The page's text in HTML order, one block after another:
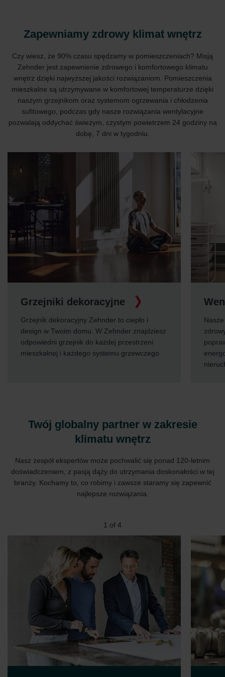
Zapewniamy zdrowy klimat wnętrz
Czy wiesz, że 90% czasu spędzamy w pomieszczeniach? Misją
Zehnder jest zapewnienie zdrowego i komfortowego klimatu
wnętrz dzięki najwyższej jakości rozwiązaniom. Pomieszczenia
mieszkalne są utrzymywane w komfortowej temperaturze dzięki
naszym grzejnikom oraz systemom ogrzewania i chłodzenia
sufitowego, podczas gdy nasze rozwiązania wentylacyjne
pozwalają oddychać świeżym, czystym powietrzem 24 godziny na
dobę, 7 dni w tygodniu.
Grzejniki dekoracyjne
Grzejnik dekoracyjny Zehnder to ciepło i
design w Twoim domu. W Zehnder znajdziesz
odpowiedni grzejnik do każdej przestrzeni
mieszkalnej i każdego systemu grzewczego.
Twój globalny partner w zakresie
klimatu wnętrz
Nasz zespół ekspertów może pochwalić się ponad 120-letnim
doświadczeniem, z pasją dąży do utrzymania doskonałości w tej
branży. Kochamy to, co robimy i zawsze staramy się zapewnić
najlepsze rozwiązania.
1 of 4